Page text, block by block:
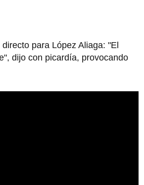
para López Aliaga: "El
dijo con picardía, provocando